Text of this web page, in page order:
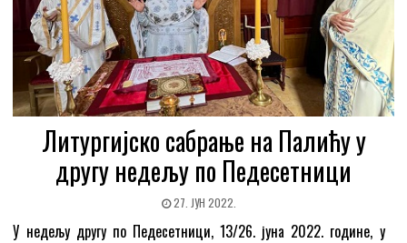
Литургијско сабрање на Палићу у
другу недељу по Педесетници
27. ЈУН 2022.
У недељу другу по Педесетници, 13/26. јуна 2022. године, у